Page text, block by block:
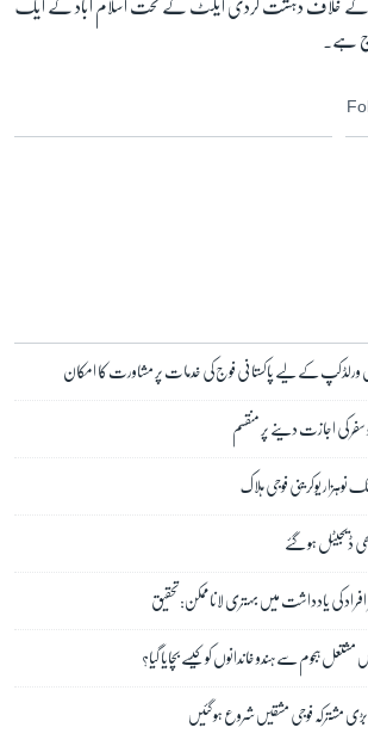
کے خلاف دہشت گردی ایکٹ کے تحت اسلام آباد کے ایک
ہے۔
ورلڈکپ کے لیے پاکستانی فوج کی خدمات پر مشاورت کا امکان
سفر کی اجازت دینے پر منقسم
یوکرینی فوجی ہلاک
ڈیجیٹل ہو گئے
کی یادداشت میں بہتری لانا ممکن: تحقیق
مشتعل ہجوم سے ہندو خاندانوں کو کیسے بچایا گیا؟
بڑی مشترکہ فوجی مشقیں شروع ہو گئیں